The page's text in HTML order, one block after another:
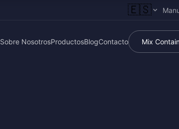
🇪🇸
Sobre NosotrosProductosBlogContacto Mix